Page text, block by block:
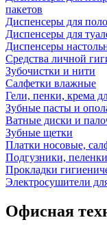
пакетов
Диспенсеры для
Диспенсеры для
Диспенсеры
Средства личной
Зубочистки и нити
Салфетки влажные
Гели, пенки, крема
Зубные пасты и
Ватные диски и
Зубные щетки
Платки носовые,
Подгузники, пеленки
Прокладки
Электросушители
Офисная